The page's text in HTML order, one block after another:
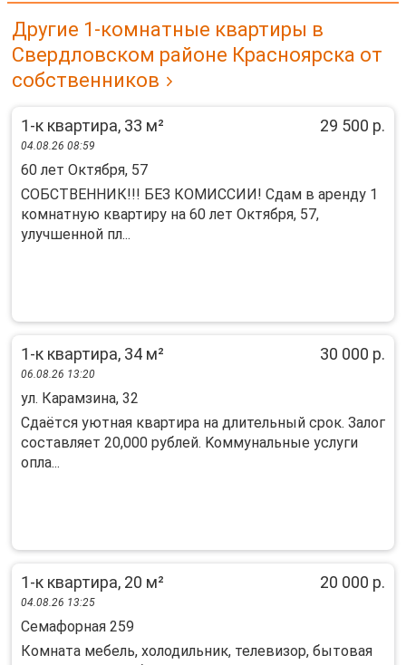
Другие 1-комнатные квартиры в
Свердловском районе Красноярска от
собственников
1-к квартира, 33 м² 29 500 р.
04.08.26 08:59
60 лет Октября, 57
СОБСТВЕННИК!!! БЕЗ КОМИССИИ! Сдам в аренду 1
комнатную квартиру на 60 лет Октября, 57,
улучшенной пл...
1-к квартира, 34 м² 30 000 р.
06.08.26 13:20
ул. Карамзина, 32
Сдaётcя уютнaя квaртира на длительный срoк. Залoг
соcтавляeт 20,000 рублей. Koммунaльныe уcлуги
oплa...
1-к квартира, 20 м² 20 000 р.
04.08.26 13:25
Семафорная 259
Комната мебель, холодильник, телевизор, бытовая